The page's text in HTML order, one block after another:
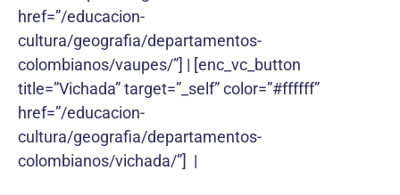
href=”/educacion-
cultura/geografia/departamentos-
colombianos/vaupes/”] | [enc_vc_button
title=”Vichada” target=”_self” color=”#ffffff”
href=”/educacion-
cultura/geografia/departamentos-
colombianos/vichada/”] |